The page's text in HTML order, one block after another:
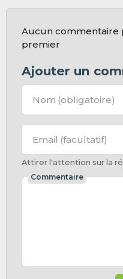
Aucun commentaire
premier
Ajouter un
Nom (obligatoire)
Email (facultatif)
Attirer l'attention sur la
Commentaire